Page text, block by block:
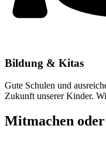
Bildung & Kitas
Gute Schulen und
Zukunft unserer Kinder.
Mitmachen